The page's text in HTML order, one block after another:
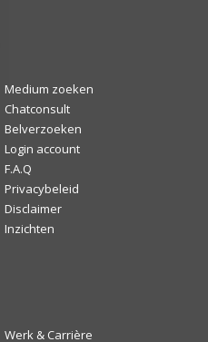
Medium zoeken
Chatconsult
Belverzoeken
Login account
F.A.Q
Privacybeleid
Disclaimer
Inzichten
Werk & Carrière